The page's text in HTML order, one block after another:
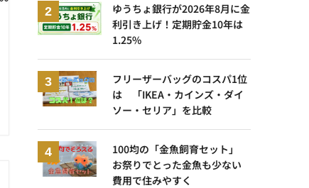
ゆうちょ銀行が2026年8月に金
利引き上げ！定期貯金10年は
1.25%
フリーザーバッグのコスパ1位
は 「IKEA・カインズ・ダイ
ソー・セリア」を比較
100均の「金魚飼育セット」
お祭りでとった金魚も少ない
費用で住みやすく